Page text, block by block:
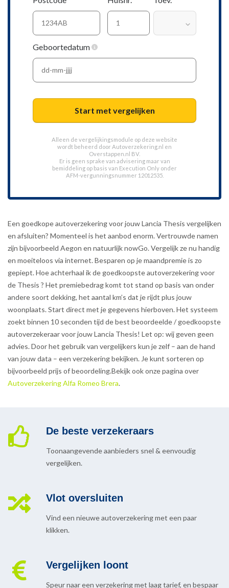
Geboortedatum
Start met vergelijken
Alleen de vergelijkingsmodule op deze website
wordt beheerd door Autoverzekering.nl en
Overstappen.nl BV.
Er is geen sprake van advisering maar van
bemiddeling op basis van Execution Only onder
AFM-vergunningsnummer 12012535.
Een goedkope autoverzekering voor jouw Lancia Thesis vergelijken
en afsluiten? Momenteel is het aanbod enorm. Vertrouwde namen
zijn bijvoorbeeld Aegon en natuurlijk nowGo. Vergelijk ze nu handig
en moeiteloos via internet. Besparen op je maandpremie is zo
gepiept. Hoe achterhaal ik de goedkoopste autoverzekering voor
de Thesis ? Het premiebedrag komt tot stand op basis van onder
andere soort dekking, het aantal km’s dat je rijdt plus jouw
woonplaats. Start direct met je gegevens hierboven. Het systeem
zoekt binnen 10 seconden tijd de best beoordeelde / goedkoopste
autoverzekeraar voor jouw Lancia Thesis! Let op: wij geven geen
advies. Door het gebruik van vergelijkers kun je zelf – aan de hand
van jouw data – een verzekering bekijken. Je kunt sorteren op
bijvoorbeeld prijs of beoordeling.Bekijk ook onze pagina over
Autoverzekering Alfa Romeo Brera.
De beste verzekeraars
Toonaangevende aanbieders snel & eenvoudig
vergelijken.
Vlot oversluiten
Vind een nieuwe autoverzekering met een paar
klikken.
Vergelijken loont
Speur naar een verzekering met laag tarief, en bespaar